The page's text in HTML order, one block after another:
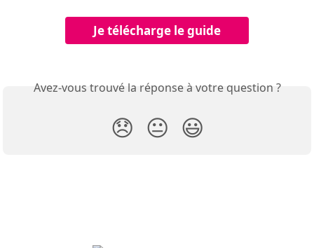
Je télécharge le guide
Avez-vous trouvé la réponse à votre question ?
😞 😐 😃